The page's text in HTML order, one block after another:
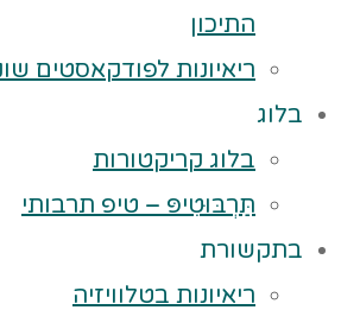
התיכון
ריאיונות לפודקאסטים
בלוג
בלוג קריקטורות
תַּרְבּוּטִיפּ – טיפ תרבותי
בתקשורת
ריאיונות בטלוויזיה